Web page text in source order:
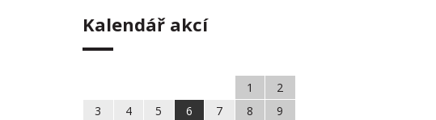
Kalendář akcí
1
2
3
4 5 6 7 8
9